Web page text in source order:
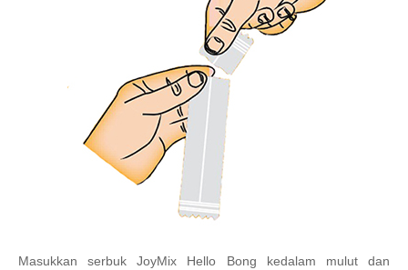
Masukkan serbuk JoyMix Hello Bong kedalam mulut dan